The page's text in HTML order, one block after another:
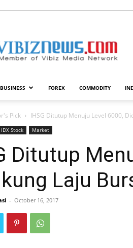
FOREX COMMODITY
Pick IHSG Ditutup Menuju Level 6000,
IDX Stock Market
Ditutup
Laju
- October 16, 2017